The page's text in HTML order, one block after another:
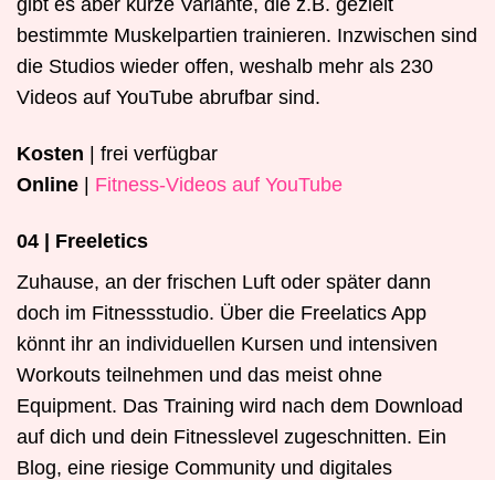
gibt es aber kurze Variante, die z.B. gezielt
bestimmte Muskelpartien trainieren. Inzwischen sind
die Studios wieder offen, weshalb mehr als 230
Videos auf YouTube abrufbar sind.
Kosten | frei verfügbar
Online
Fitness-Videos auf YouTube
04 | Freeletics
Zuhause, an der frischen Luft oder später dann
doch im Fitnessstudio. Über die Freelatics App
könnt ihr an individuellen Kursen und intensiven
Workouts teilnehmen und das meist ohne
Equipment. Das Training wird nach dem Download
auf dich und dein Fitnesslevel zugeschnitten. Ein
Blog, eine riesige Community und digitales